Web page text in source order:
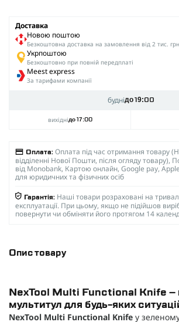
Доставка
Новою поштою
Безкоштовна доставка на замовлення від 2 тис.
Укрпоштою
Безкоштовно при повній передплаті
Meest express
За тарифами компанії
буднідо 19:00
вихіднідо 17:00
Оплата: Оплата під час отримання товару
відділенні Нової Пошти, після огляду товару),
від Monobank, Картою онлайн, Google pay,
для юридичних та фізичних осіб
Гарантія: Наші товари розраховані на
експлуатації. При цьому, якщо не підійшов
повернути чи обміняти його протягом 14
Опис товару
NexTool Multi Functional Knife –
мультитул для будь-яких
NexTool Multi Functional Knife у